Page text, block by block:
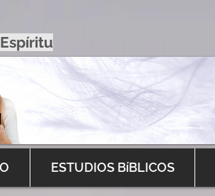
ESTUDIOS BíBLICOS